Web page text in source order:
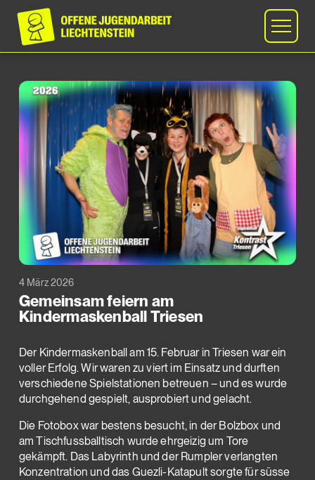
4 März 2026
Gemeinsam feiern am
Kindermaskenball Triesen
Der Kindermaskenball am 15. Februar in Triesen war ein
voller Erfolg. Wir waren zu viert im Einsatz und durften
verschiedene Spielstationen betreuen – und es wurde
durchgehend gespielt, ausprobiert und gelacht.
Die Fotobox war bestens besucht, in der Bolzbox und
am Tischfussballtisch wurde ehrgeizig um Tore
gekämpft. Das Labyrinth und der Rumpler verlangten
Konzentration und das Guezli-Katapult sorgte für süsse